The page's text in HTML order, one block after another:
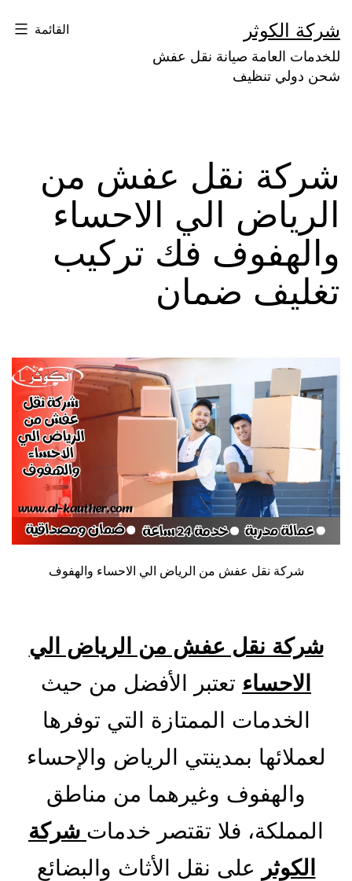
إلى
المحتوى
شركة الكوثر
للخدمات العامة صيانة نقل عفش
شحن دولي تنظيف
القائمة
شركة نقل عفش من
الرياض الي الاحساء
والهفوف فك تركيب
تغليف ضمان
شركة نقل عفش من الرياض الي الاحساء والهفوف
شركة نقل عفش من الرياض الي
الاحساء تعتبر الأفضل من حيث
الخدمات الممتازة التي توفرها
لعملائها بمدينتي الرياض والإحساء
والهفوف وغيرهما من مناطق
المملكة، فلا تقتصر خدمات شركة
الكوثر
على نقل الأثاث والبضائع